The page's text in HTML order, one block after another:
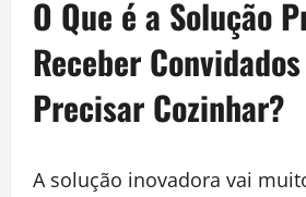
O Que é a Solução
Receber
Precisar Cozinhar?
A solução inovadora vai